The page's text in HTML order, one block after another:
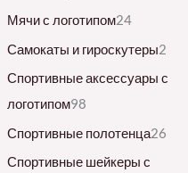
Мячи с логотипом24
Самокаты и гироскутеры2
Спортивные аксессуары с
логотипом98
Спортивные полотенца26
Спортивные шейкеры с